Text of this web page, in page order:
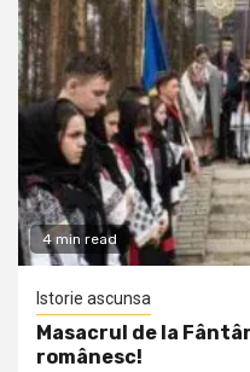
4 min read
Istorie ascunsa
Masacrul de la
românesc!